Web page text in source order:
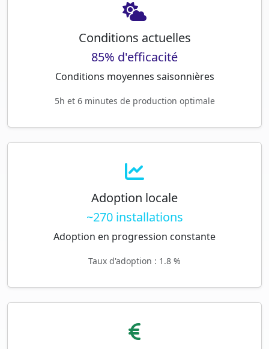
Conditions actuelles
85% d'efficacité
Conditions moyennes saisonnières
5h et 6 minutes de production optimale
Adoption locale
~270 installations
Adoption en progression constante
Taux d'adoption : 1.8 %